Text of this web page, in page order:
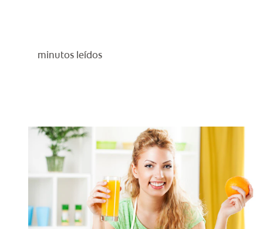
minutos leídos